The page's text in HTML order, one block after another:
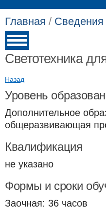
Главная / Сведения
Светотехника
Назад
Уровень
Дополнительное
общеразвивающая
Квалификация
не указано
Формы и сроки
Заочная: 36 часов